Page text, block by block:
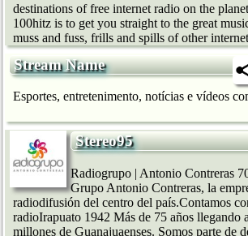
destinations of free internet radio on the
100hitz is to get you straight to the great
muss and fuss, frills and spills of other
Stream Name
Esportes, entretenimento, notícias e vídeos
Stereo95
Radiogrupo | Antonio Contreras
Grupo Antonio Contreras, la
radiodifusión del centro del país.Contamos
radioIrapuato 1942 Más de 75 años llegando
millones de Guanajuaenses. Somos parte de